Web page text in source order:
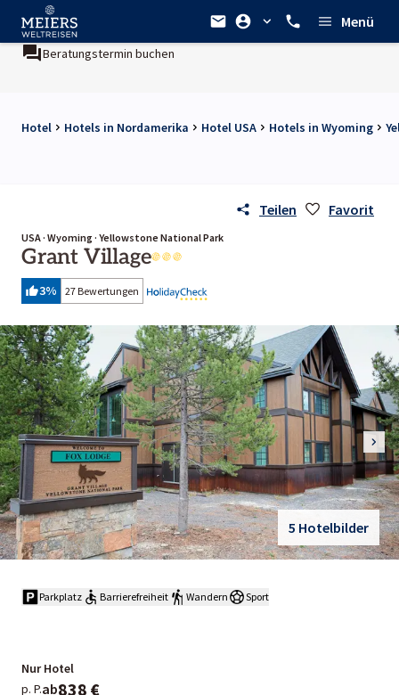
Menü
Beratungstermin buchen
Hotel Hotels in Nordamerika Hotel USA Hotels in Wyoming
Teilen Favorit
USA · Wyoming · Yellowstone National Park
Grant Village
3% 27 Bewertungen
5 Hotelbilder
Parkplatz Barrierefreiheit Wandern Sport
Nur Hotel
p. P.ab838 €